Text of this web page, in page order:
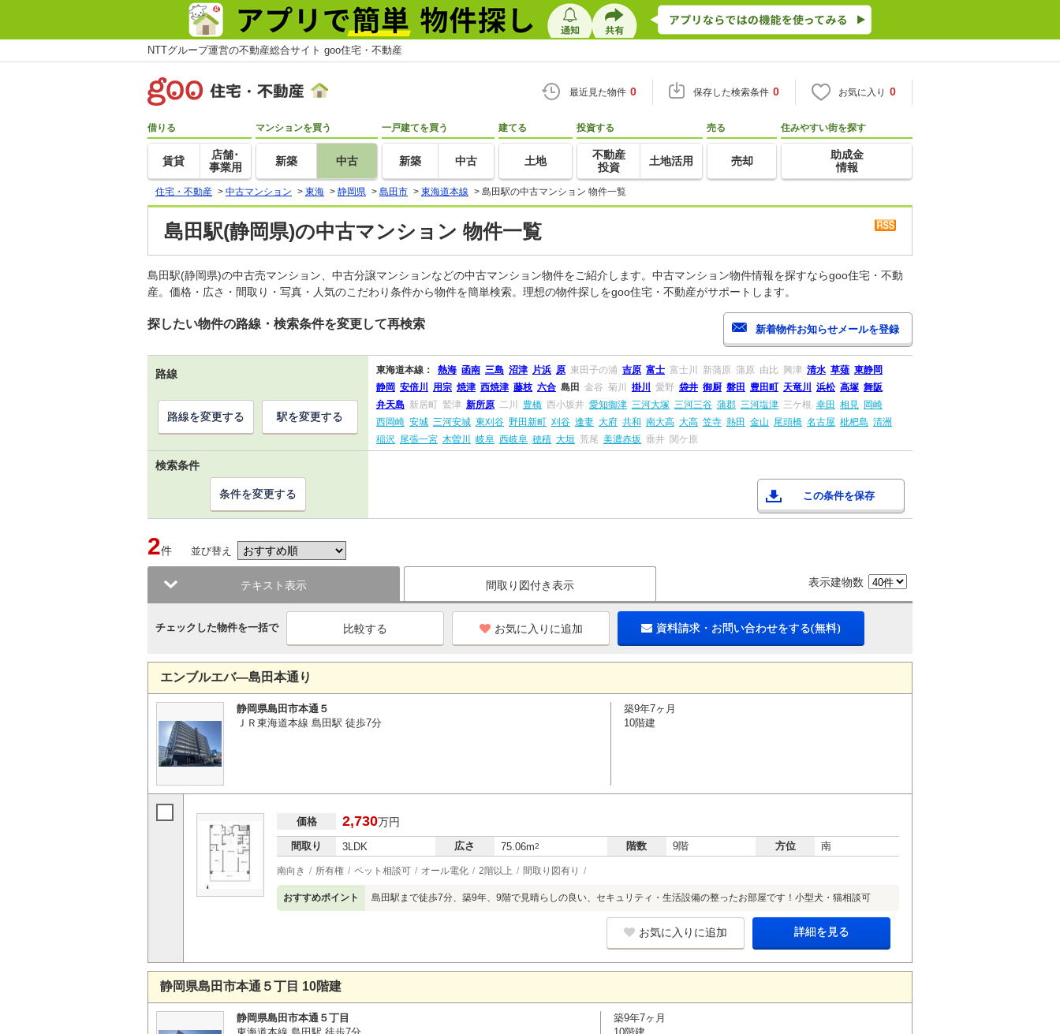
NTTグループ運営の不動産総合サイト goo住宅・不動産
最近見た物件 0 保存した検索条件 0 お気に入り 0
借りる
賃貸
店舗･
事業用
マンションを買う
新築 中古
一戸建てを買う
新築 中古
建てる
土地
投資する
不動産
投資
土地活用
売る
売却
住みやすい街を探す
助成金
情報
住宅・不動産 > 中古マンション > 東海 > 静岡県 > 島田市 > 東海道本線 > 島田駅の中古マンション 物件一覧
島田駅(静岡県)の中古マンション 物件一覧
島田駅(静岡県)の中古売マンション、中古分譲マンションなどの中古マンション物件をご紹介します。中古マンション物件情報を探すならgoo住宅・不動
産。価格・広さ・間取り・写真・人気のこだわり条件から物件を簡単検索。理想の物件探しをgoo住宅・不動産がサポートします。
探したい物件の路線・検索条件を変更して再検索
路線 東海道本線： 熱海 函南 三島 沼津 片浜 原 東田子の浦 吉原 富士 富士川 新蒲原 蒲原 由比 興津 清水 草薙 東静岡
静岡 安倍川 用宗 焼津 西焼津 藤枝 六合 島田 金谷 菊川 掛川 愛野 袋井 御厨 磐田 豊田町 天竜川 浜松 高塚 舞阪
弁天島 新居町 鷲津 新所原 二川 豊橋 西小坂井 愛知御津 三河大塚 三河三谷 蒲郡 三河塩津 三ケ根 幸田 相見 岡崎
西岡崎 安城 三河安城 東刈谷 野田新町 刈谷 逢妻 大府 共和 南大高 大高 笠寺 熱田 金山 尾頭橋 名古屋 枇杷島 清洲
稲沢 尾張一宮 木曽川 岐阜 西岐阜 穂積 大垣 荒尾 美濃赤坂 垂井 関ケ原
路線を変更する 駅を変更する
検索条件
この条件を保存
条件を変更する
2件 並び替え
テキスト表示 間取り図付き表示 表示建物数
チェックした物件を一括で お気に入りに追加 資料請求・お問い合わせをする(無料)
エンブルエバ―島田本通り
静岡県島田市本通５
ＪＲ東海道本線 島田駅 徒歩7分
築9年7ヶ月
10階建
価格 2,730万円
間取り 3LDK 広さ 75.06m2 階数 9階 方位 南
南向き 所有権 ペット相談可 オール電化 2階以上 間取り図有り
おすすめポイント 島田駅まで徒歩7分、築9年、9階で見晴らしの良い、セキュリティ・生活設備の整ったお部屋です！小型犬・猫相談可
お気に入りに追加 詳細を見る
静岡県島田市本通５丁目 10階建
静岡県島田市本通５丁目
築9年7ヶ月